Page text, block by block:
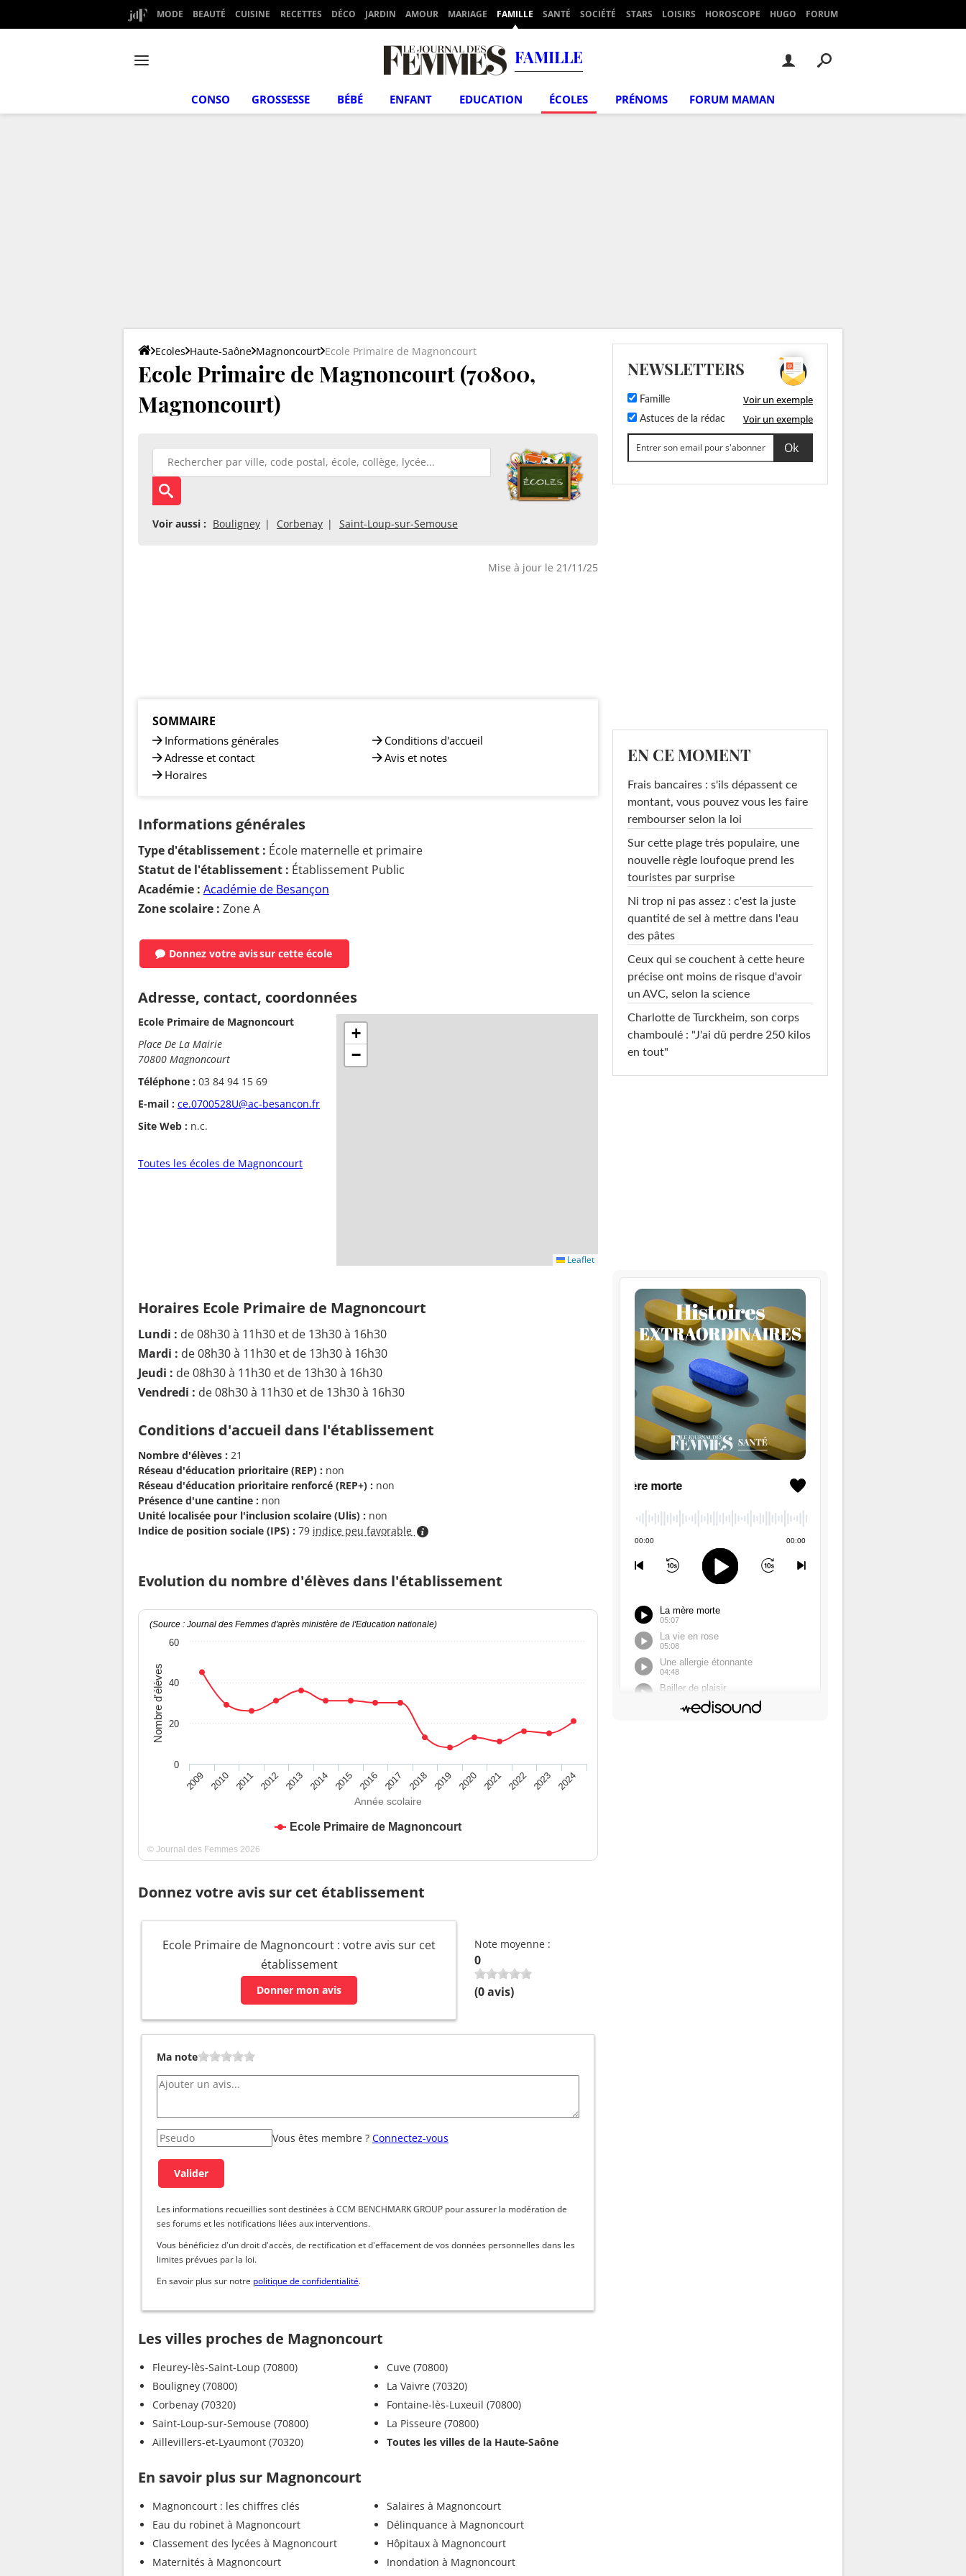
MODE BEAUTÉ CUISINE RECETTES DÉCO JARDIN AMOUR MARIAGE FAMILLE SANTÉ SOCIÉTÉ STARS LOISIRS HOROSCOPE HUGO FORUM
FAMILLE
CONSO GROSSESSE BÉBÉ ENFANT EDUCATION ÉCOLES PRÉNOMS FORUM MAMAN
Ecoles Haute-Saône Magnoncourt Ecole Primaire de Magnoncourt
Ecole Primaire de Magnoncourt (70800,
Magnoncourt)
Voir aussi : Bouligney Corbenay Saint-Loup-sur-Semouse
Mise à jour le 21/11/25
SOMMAIRE
Informations générales
Adresse et contact
Horaires
Conditions d'accueil
Avis et notes
Informations générales
Type d'établissement : École maternelle et primaire
Statut de l'établissement : Établissement Public
Académie : Académie de Besançon
Zone scolaire : Zone A
Donnez votre avissur cette école
Adresse, contact, coordonnées
Ecole Primaire de Magnoncourt
Place De La Mairie
70800 Magnoncourt
Téléphone : 03 84 94 15 69
E-mail : ce.0700528U@ac-besancon.fr
Site Web : n.c.
Toutes les écoles de Magnoncourt
+
−
Leaflet
Horaires Ecole Primaire de Magnoncourt
Lundi : de 08h30 à 11h30 et de 13h30 à 16h30
Mardi : de 08h30 à 11h30 et de 13h30 à 16h30
Jeudi : de 08h30 à 11h30 et de 13h30 à 16h30
Vendredi : de 08h30 à 11h30 et de 13h30 à 16h30
Conditions d'accueil dans l'établissement
Nombre d'élèves : 21
Réseau d'éducation prioritaire (REP) : non
Réseau d'éducation prioritaire renforcé (REP+) : non
Présence d'une cantine : non
Unité localisée pour l'inclusion scolaire (Ulis) : non
Indice de position sociale (IPS) : 79 indice peu favorable
Evolution du nombre d'élèves dans l'établissement
Année scolaire
Nombre d'élèves
(Source : Journal des Femmes d'après ministère de l'Education nationale)
Ecole Primaire de Magnoncourt
2009 2010 2011 2012 2013 2014 2015 2016 2017 2018 2019 2020 2021 2022 2023 2024
0
20
40
60
© Journal des Femmes 2026
Donnez votre avis sur cet établissement
Ecole Primaire de Magnoncourt : votre avis sur cet
établissement
Donner mon avis
Note moyenne :
0
(0avis)
Ma note
Vous êtes membre ? Connectez-vous
Les informations recueillies sont destinées à CCM BENCHMARK GROUP pour assurer la modération de
ses forums et les notifications liées aux interventions.
Vous bénéficiez d'un droit d'accès, de rectification et d'effacement de vos données personnelles dans les
limites prévues par la loi.
En savoir plus sur notre politique de confidentialité.
Les villes proches de Magnoncourt
Fleurey-lès-Saint-Loup (70800)
Bouligney (70800)
Corbenay (70320)
Saint-Loup-sur-Semouse (70800)
Aillevillers-et-Lyaumont (70320)
Cuve (70800)
La Vaivre (70320)
Fontaine-lès-Luxeuil (70800)
La Pisseure (70800)
Toutes les villes de la Haute-Saône
En savoir plus sur Magnoncourt
Magnoncourt : les chiffres clés
Eau du robinet à Magnoncourt
Classement des lycées à Magnoncourt
Maternités à Magnoncourt
Salaires à Magnoncourt
Délinquance à Magnoncourt
Hôpitaux à Magnoncourt
Inondation à Magnoncourt
NEWSLETTERS
Famille Voir un exemple
Astuces de la rédac Voir un exemple
EN CE MOMENT
Frais bancaires : s'ils dépassent ce
montant, vous pouvez vous les faire
rembourser selon la loi
Sur cette plage très populaire, une
nouvelle règle loufoque prend les
touristes par surprise
Ni trop ni pas assez : c'est la juste
quantité de sel à mettre dans l'eau
des pâtes
Ceux qui se couchent à cette heure
précise ont moins de risque d'avoir
un AVC, selon la science
Charlotte de Turckheim, son corps
chamboulé : "J'ai dû perdre 250 kilos
en tout"